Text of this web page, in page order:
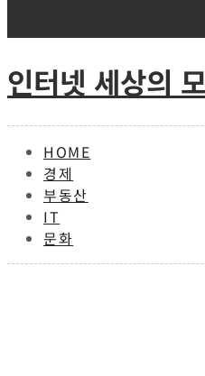
인터넷 세상의
HOME
경제
부동산
IT
문화